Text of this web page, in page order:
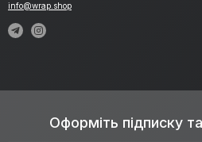
info@wrap.shop
Оформіть підписку